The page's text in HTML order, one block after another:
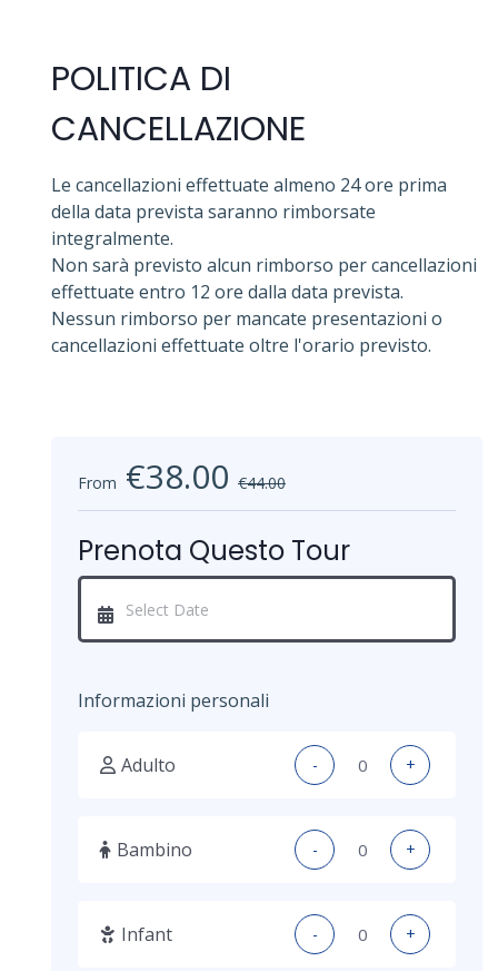
POLITICA DI
CANCELLAZIONE
Le cancellazioni effettuate almeno 24 ore prima
della data prevista saranno rimborsate
integralmente.
Non sarà previsto alcun rimborso per cancellazioni
effettuate entro 12 ore dalla data prevista.
Nessun rimborso per mancate presentazioni o
cancellazioni effettuate oltre l'orario previsto.
From €38.00 €44.00
Prenota Questo Tour
Informazioni personali
Adulto - +
Bambino - +
Infant - +